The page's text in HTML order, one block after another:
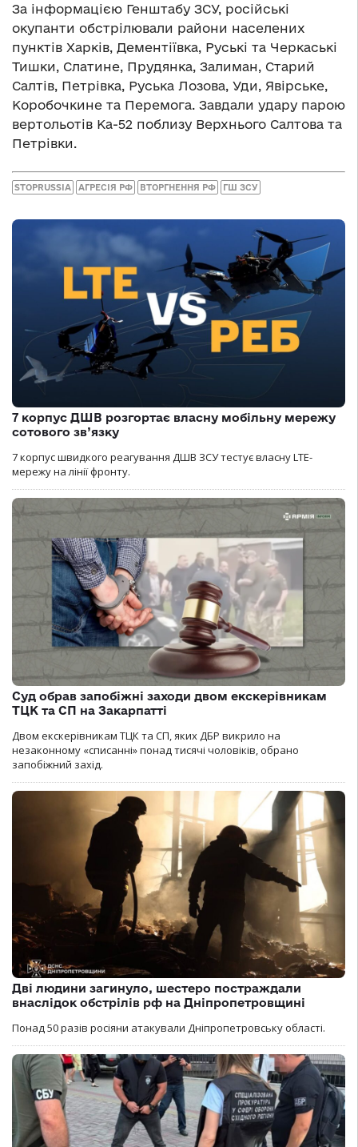
За інформацією Генштабу ЗСУ, російські
окупанти обстрілювали райони населених
пунктів Харків, Дементіївка, Руські та Черкаські
Тишки, Слатине, Прудянка, Залиман, Старий
Салтів, Петрівка, Руська Лозова, Уди, Явірське,
Коробочкине та Перемога. Завдали удару парою
вертольотів Ка-52 поблизу Верхнього Салтова та
Петрівки.
STOPRUSSIA АГРЕСІЯ РФ ВТОРГНЕННЯ РФ ГШ ЗСУ
7 корпус ДШВ розгортає власну мобільну мережу
сотового зв’язку
7 корпус швидкого реагування ДШВ ЗСУ тестує власну LTE-
мережу на лінії фронту.
Суд обрав запобіжні заходи двом екскерівникам
ТЦК та СП на Закарпатті
Двом екскерівникам ТЦК та СП, яких ДБР викрило на
незаконному «списанні» понад тисячі чоловіків, обрано
запобіжний захід.
Дві людини загинуло, шестеро постраждали
внаслідок обстрілів рф на Дніпропетровщині
Понад 50 разів росіяни атакували Дніпропетровську області.